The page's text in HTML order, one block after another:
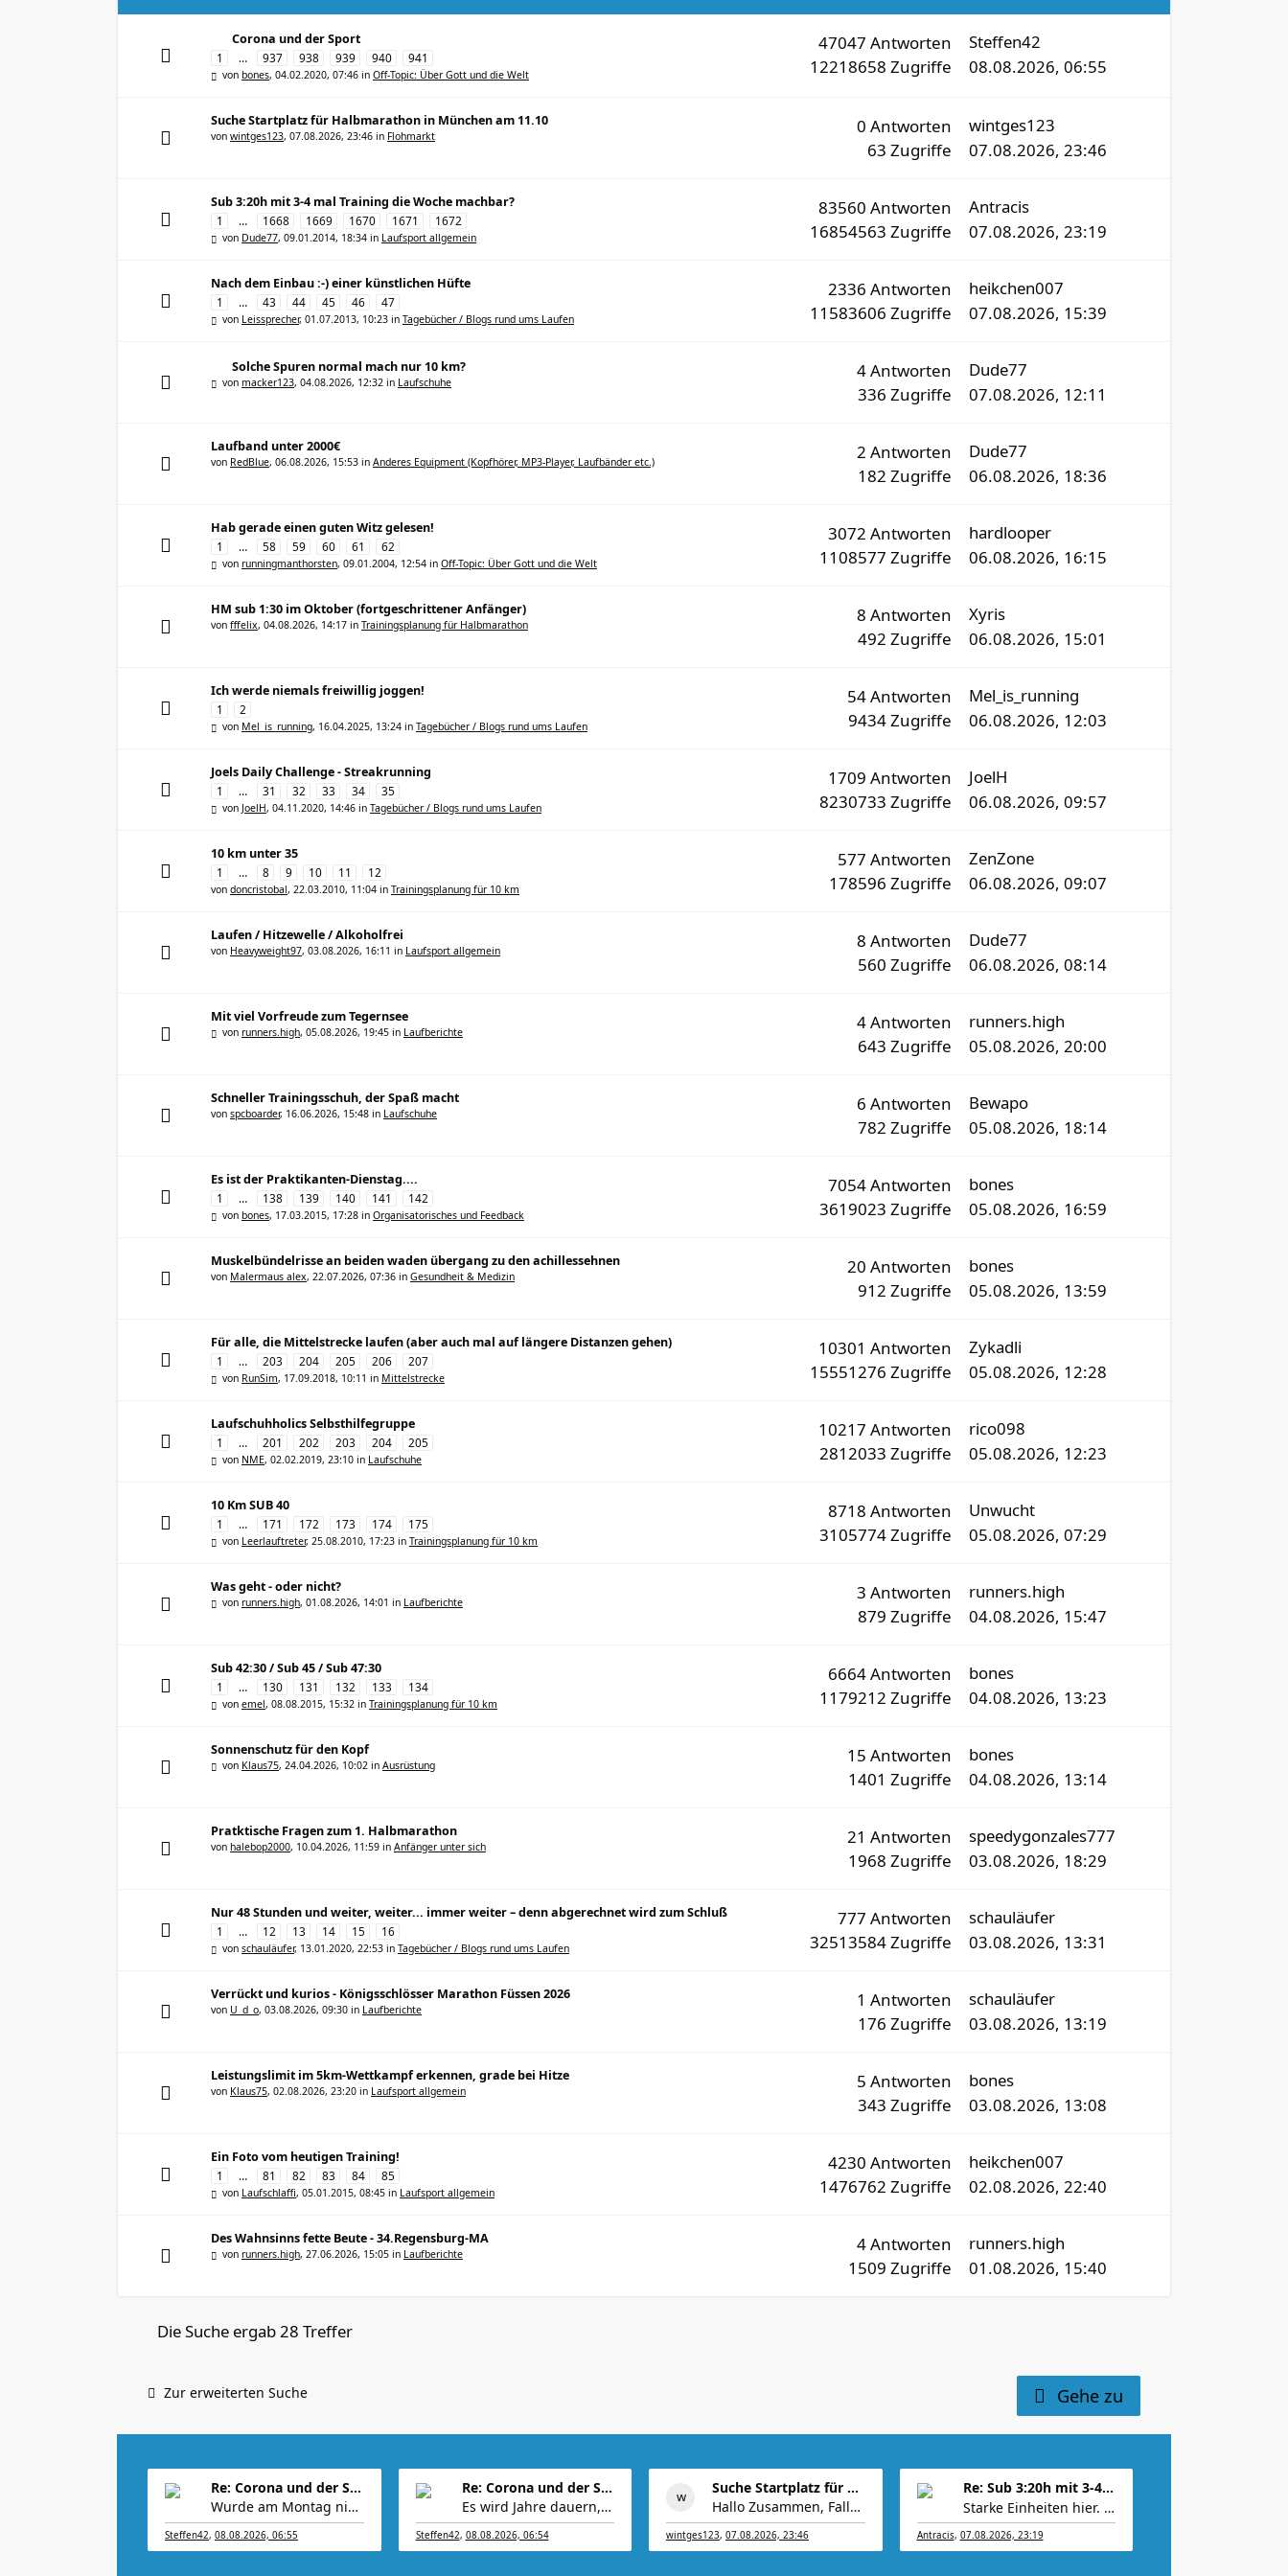
Corona und der Sport
1 … 937 938 939 940 941
von bones, 04.02.2020, 07:46 in Off-Topic: Über Gott und die Welt
47047Antworten
12218658Zugriffe
Steffen42
08.08.2026, 06:55
Suche Startplatz für Halbmarathon in München am 11.10
von wintges123, 07.08.2026, 23:46 in Flohmarkt 0Antworten
63Zugriffe
wintges123
07.08.2026, 23:46
Sub 3:20h mit 3-4 mal Training die Woche machbar?
1 … 1668 1669 1670 1671 1672
von Dude77, 09.01.2014, 18:34 in Laufsport allgemein
83560Antworten
16854563Zugriffe
Antracis
07.08.2026, 23:19
Nach dem Einbau :-) einer künstlichen Hüfte
1 … 43 44 45 46 47
von Leissprecher, 01.07.2013, 10:23 in Tagebücher / Blogs rund ums Laufen
2336Antworten
11583606Zugriffe
heikchen007
07.08.2026, 15:39
Solche Spuren normal mach nur 10 km?
von macker123, 04.08.2026, 12:32 in Laufschuhe
4Antworten
336Zugriffe
Dude77
07.08.2026, 12:11
Laufband unter 2000€
von RedBlue, 06.08.2026, 15:53 in Anderes Equipment (Kopfhörer, MP3-Player, Laufbänder etc.) 2Antworten
182Zugriffe
Dude77
06.08.2026, 18:36
Hab gerade einen guten Witz gelesen!
1 … 58 59 60 61 62
von runningmanthorsten, 09.01.2004, 12:54 in Off-Topic: Über Gott und die Welt
3072Antworten
1108577Zugriffe
hardlooper
06.08.2026, 16:15
HM sub 1:30 im Oktober (fortgeschrittener Anfänger)
von fffelix, 04.08.2026, 14:17 in Trainingsplanung für Halbmarathon 8Antworten
492Zugriffe
Xyris
06.08.2026, 15:01
Ich werde niemals freiwillig joggen!
1 2
von Mel_is_running, 16.04.2025, 13:24 in Tagebücher / Blogs rund ums Laufen
54Antworten
9434Zugriffe
Mel_is_running
06.08.2026, 12:03
Joels Daily Challenge - Streakrunning
1 … 31 32 33 34 35
von JoelH, 04.11.2020, 14:46 in Tagebücher / Blogs rund ums Laufen
1709Antworten
8230733Zugriffe
JoelH
06.08.2026, 09:57
10 km unter 35
1 … 8 9 10 11 12
von doncristobal, 22.03.2010, 11:04 in Trainingsplanung für 10 km
577Antworten
178596Zugriffe
ZenZone
06.08.2026, 09:07
Laufen / Hitzewelle / Alkoholfrei
von Heavyweight97, 03.08.2026, 16:11 in Laufsport allgemein 8Antworten
560Zugriffe
Dude77
06.08.2026, 08:14
Mit viel Vorfreude zum Tegernsee
von runners.high, 05.08.2026, 19:45 in Laufberichte 4Antworten
643Zugriffe
runners.high
05.08.2026, 20:00
Schneller Trainingsschuh, der Spaß macht
von spcboarder, 16.06.2026, 15:48 in Laufschuhe 6Antworten
782Zugriffe
Bewapo
05.08.2026, 18:14
Es ist der Praktikanten-Dienstag....
1 … 138 139 140 141 142
von bones, 17.03.2015, 17:28 in Organisatorisches und Feedback
7054Antworten
3619023Zugriffe
bones
05.08.2026, 16:59
Muskelbündelrisse an beiden waden übergang zu den achillessehnen
von Malermaus alex, 22.07.2026, 07:36 in Gesundheit & Medizin 20Antworten
912Zugriffe
bones
05.08.2026, 13:59
Für alle, die Mittelstrecke laufen (aber auch mal auf längere Distanzen gehen)
1 … 203 204 205 206 207
von RunSim, 17.09.2018, 10:11 in Mittelstrecke
10301Antworten
15551276Zugriffe
Zykadli
05.08.2026, 12:28
Laufschuhholics Selbsthilfegruppe
1 … 201 202 203 204 205
von NME, 02.02.2019, 23:10 in Laufschuhe
10217Antworten
2812033Zugriffe
rico098
05.08.2026, 12:23
10 Km SUB 40
1 … 171 172 173 174 175
von Leerlauftreter, 25.08.2010, 17:23 in Trainingsplanung für 10 km
8718Antworten
3105774Zugriffe
Unwucht
05.08.2026, 07:29
Was geht - oder nicht?
von runners.high, 01.08.2026, 14:01 in Laufberichte 3Antworten
879Zugriffe
runners.high
04.08.2026, 15:47
Sub 42:30 / Sub 45 / Sub 47:30
1 … 130 131 132 133 134
von emel, 08.08.2015, 15:32 in Trainingsplanung für 10 km
6664Antworten
1179212Zugriffe
bones
04.08.2026, 13:23
Sonnenschutz für den Kopf
von Klaus75, 24.04.2026, 10:02 in Ausrüstung 15Antworten
1401Zugriffe
bones
04.08.2026, 13:14
Pratktische Fragen zum 1. Halbmarathon
von halebop2000, 10.04.2026, 11:59 in Anfänger unter sich 21Antworten
1968Zugriffe
speedygonzales777
03.08.2026, 18:29
Nur 48 Stunden und weiter, weiter... immer weiter – denn abgerechnet wird zum Schluß
1 … 12 13 14 15 16
von schauläufer, 13.01.2020, 22:53 in Tagebücher / Blogs rund ums Laufen
777Antworten
32513584Zugriffe
schauläufer
03.08.2026, 13:31
Verrückt und kurios - Königsschlösser Marathon Füssen 2026
von U_d_o, 03.08.2026, 09:30 in Laufberichte 1Antworten
176Zugriffe
schauläufer
03.08.2026, 13:19
Leistungslimit im 5km-Wettkampf erkennen, grade bei Hitze
von Klaus75, 02.08.2026, 23:20 in Laufsport allgemein 5Antworten
343Zugriffe
bones
03.08.2026, 13:08
Ein Foto vom heutigen Training!
1 … 81 82 83 84 85
von Laufschlaffi, 05.01.2015, 08:45 in Laufsport allgemein
4230Antworten
1476762Zugriffe
heikchen007
02.08.2026, 22:40
Des Wahnsinns fette Beute - 34.Regensburg-MA
von runners.high, 27.06.2026, 15:05 in Laufberichte 4Antworten
1509Zugriffe
runners.high
01.08.2026, 15:40
Die Suche ergab 28 Treffer
Zur erweiterten Suche Gehe zu
Re: Corona und der Sport
Wurde am Montag nicht angekündigt, dass „in den nä
Steffen42, 08.08.2026, 06:55
Re: Corona und der Sport
Es wird Jahre dauern, den von Elmo angerichteten
Steffen42, 08.08.2026, 06:54
Suche Startplatz für Halbmarathon in München am 11
Hallo Zusammen, Falls jemand aus irgendwelchen Gr
wintges123, 07.08.2026, 23:46
Re: Sub 3:20h mit 3-4 mal Training die Woche machb
Starke Einheiten hier.
Antracis, 07.08.2026, 23:19